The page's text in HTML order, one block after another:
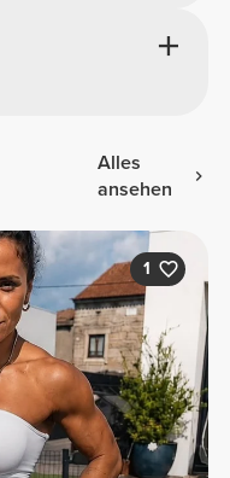
Alles
ansehen
1